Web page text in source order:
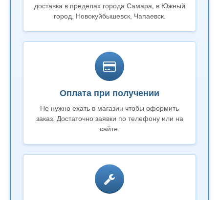
доставка в пределах города Самара, в Южный
город, Новокуйбышевск, Чапаевск.
Оплата при получении
Не нужно ехать в магазин чтобы оформить
заказ. Достаточно заявки по телефону или на
сайте.